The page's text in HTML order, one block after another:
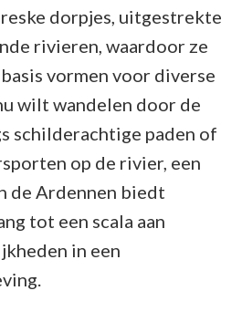
dorpjes, uitgestrekte
rivieren, waardoor ze
vormen voor diverse
wilt wandelen door de
schilderachtige paden of
op de rivier, een
de Ardennen biedt
tot een scala aan
in een